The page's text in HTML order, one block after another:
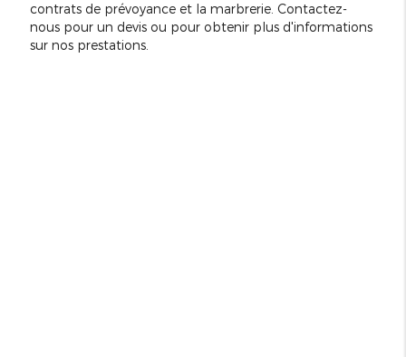
contrats de prévoyance et la marbrerie. Contactez-
nous pour un devis ou pour obtenir plus d'informations
sur nos prestations.